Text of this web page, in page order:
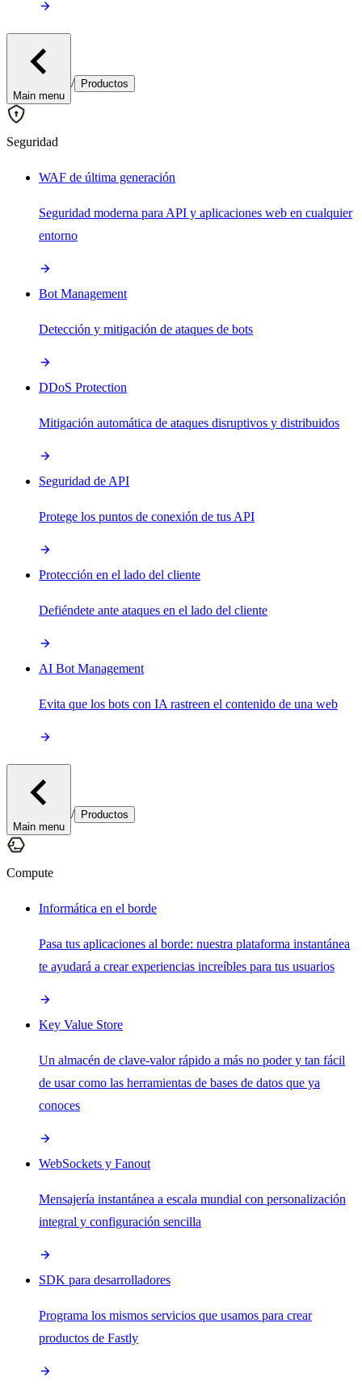
Main menu
/ Productos
Seguridad
WAF de última generación
Seguridad moderna para API y aplicaciones web en cualquier
entorno
Bot Management
Detección y mitigación de ataques de bots
DDoS Protection
Mitigación automática de ataques disruptivos y distribuidos
Seguridad de API
Protege los puntos de conexión de tus API
Protección en el lado del cliente
Defiéndete ante ataques en el lado del cliente
AI Bot Management
Evita que los bots con IA rastreen el contenido de una web
Main menu
/ Productos
Compute
Informática en el borde
Pasa tus aplicaciones al borde: nuestra plataforma instantánea
te ayudará a crear experiencias increíbles para tus usuarios
Key Value Store
Un almacén de clave-valor rápido a más no poder y tan fácil
de usar como las herramientas de bases de datos que ya
conoces
WebSockets y Fanout
Mensajería instantánea a escala mundial con personalización
integral y configuración sencilla
SDK para desarrolladores
Programa los mismos servicios que usamos para crear
productos de Fastly